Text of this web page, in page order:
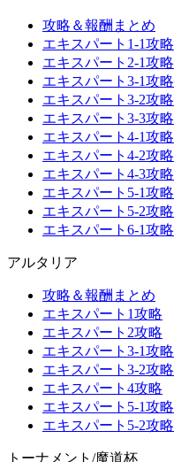
攻略＆報酬まとめ
エキスパート1-1攻略
エキスパート2-1攻略
エキスパート3-1攻略
エキスパート3-2攻略
エキスパート3-3攻略
エキスパート4-1攻略
エキスパート4-2攻略
エキスパート4-3攻略
エキスパート5-1攻略
エキスパート5-2攻略
エキスパート6-1攻略
アルタリア
攻略＆報酬まとめ
エキスパート1攻略
エキスパート2攻略
エキスパート3-1攻略
エキスパート3-2攻略
エキスパート4攻略
エキスパート5-1攻略
エキスパート5-2攻略
トーナメント/魔道杯